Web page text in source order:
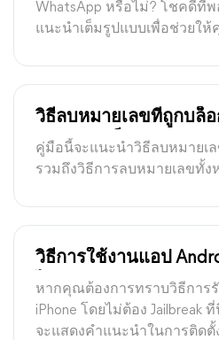
WhatsApp หรือไม่? โชคดีที่
แนะนำเต็มรูปแบบเพื่อช่วยให้
วิธีลบหมายเลขที่ถูกบล็อ
อย่างรวดเร็ว
คู่มือนี้จะแนะนำวิธีลบหมายเ
รวมถึงวิธีการลบหมายเลขทั้
วิธีการใช้งานแอป
ไม่ต้อง Jailbreak
หากคุณต้องการทราบวิธีการ
iPhone โดยไม่ต้อง
จะแสดงคำแนะนำในการติดตั้